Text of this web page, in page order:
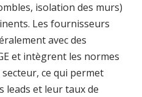
isolation des murs)
Les fournisseurs
avec des
et intègrent les normes
ce qui permet
leads et leur taux de